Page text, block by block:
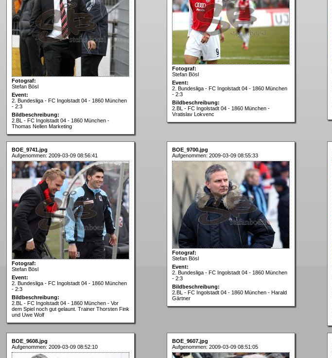
Fotograf:
Stefan Bösl
Event:
2. Bundesliga - FC Ingolstadt 04 - 1860 München
- 2:3
Bildbeschreibung:
2.BL - FC Ingolstadt 04 - 1860 München -
Thomas Nellen Marketing
Fotograf:
Stefan Bösl
Event:
2. Bundesliga - FC Ingolstadt 04 - 1860 München
- 2:3
Bildbeschreibung:
2.BL - FC Ingolstadt 04 - 1860 München -
Vratislav Lokvenc
BOE_9741.jpg
Aufgenommen: 2009-03-09 08:56:41
Fotograf:
Stefan Bösl
Event:
2. Bundesliga - FC Ingolstadt 04 - 1860 München
- 2:3
Bildbeschreibung:
2.BL - FC Ingolstadt 04 - 1860 München - Vor
dem Spiel noch gut gelaunt. Trainer Thorsten Fink
und Uwe Wolf
BOE_9700.jpg
Aufgenommen: 2009-03-09 08:55:33
Fotograf:
Stefan Bösl
Event:
2. Bundesliga - FC Ingolstadt 04 - 1860 München
- 2:3
Bildbeschreibung:
2.BL - FC Ingolstadt 04 - 1860 München - Harald
Gärtner
BOE_9608.jpg
Aufgenommen: 2009-03-09 08:52:10
BOE_9607.jpg
Aufgenommen: 2009-03-09 08:51:05